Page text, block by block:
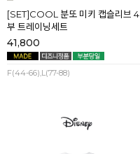
[SET]COOL 분또 미키 캡슬리브 4
부 트레이닝세트
41,800
F(44-66),L(77-88)